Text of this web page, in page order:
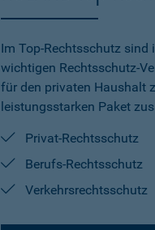
Im Top-Rechtsschutz sind
wichtigen Rechtsschutz-
für den privaten Haushalt
leistungsstarken Paket
Privat-Rechtsschutz
Berufs-Rechtsschutz
Verkehrsrechtsschutz